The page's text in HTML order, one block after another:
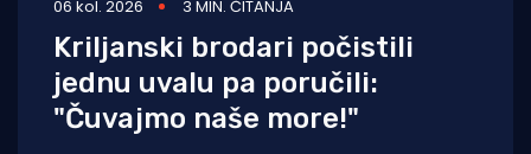
06 kol. 2026 3 MIN. ČITANJA
Kriljanski brodari počistili
jednu uvalu pa poručili:
"Čuvajmo naše more!"